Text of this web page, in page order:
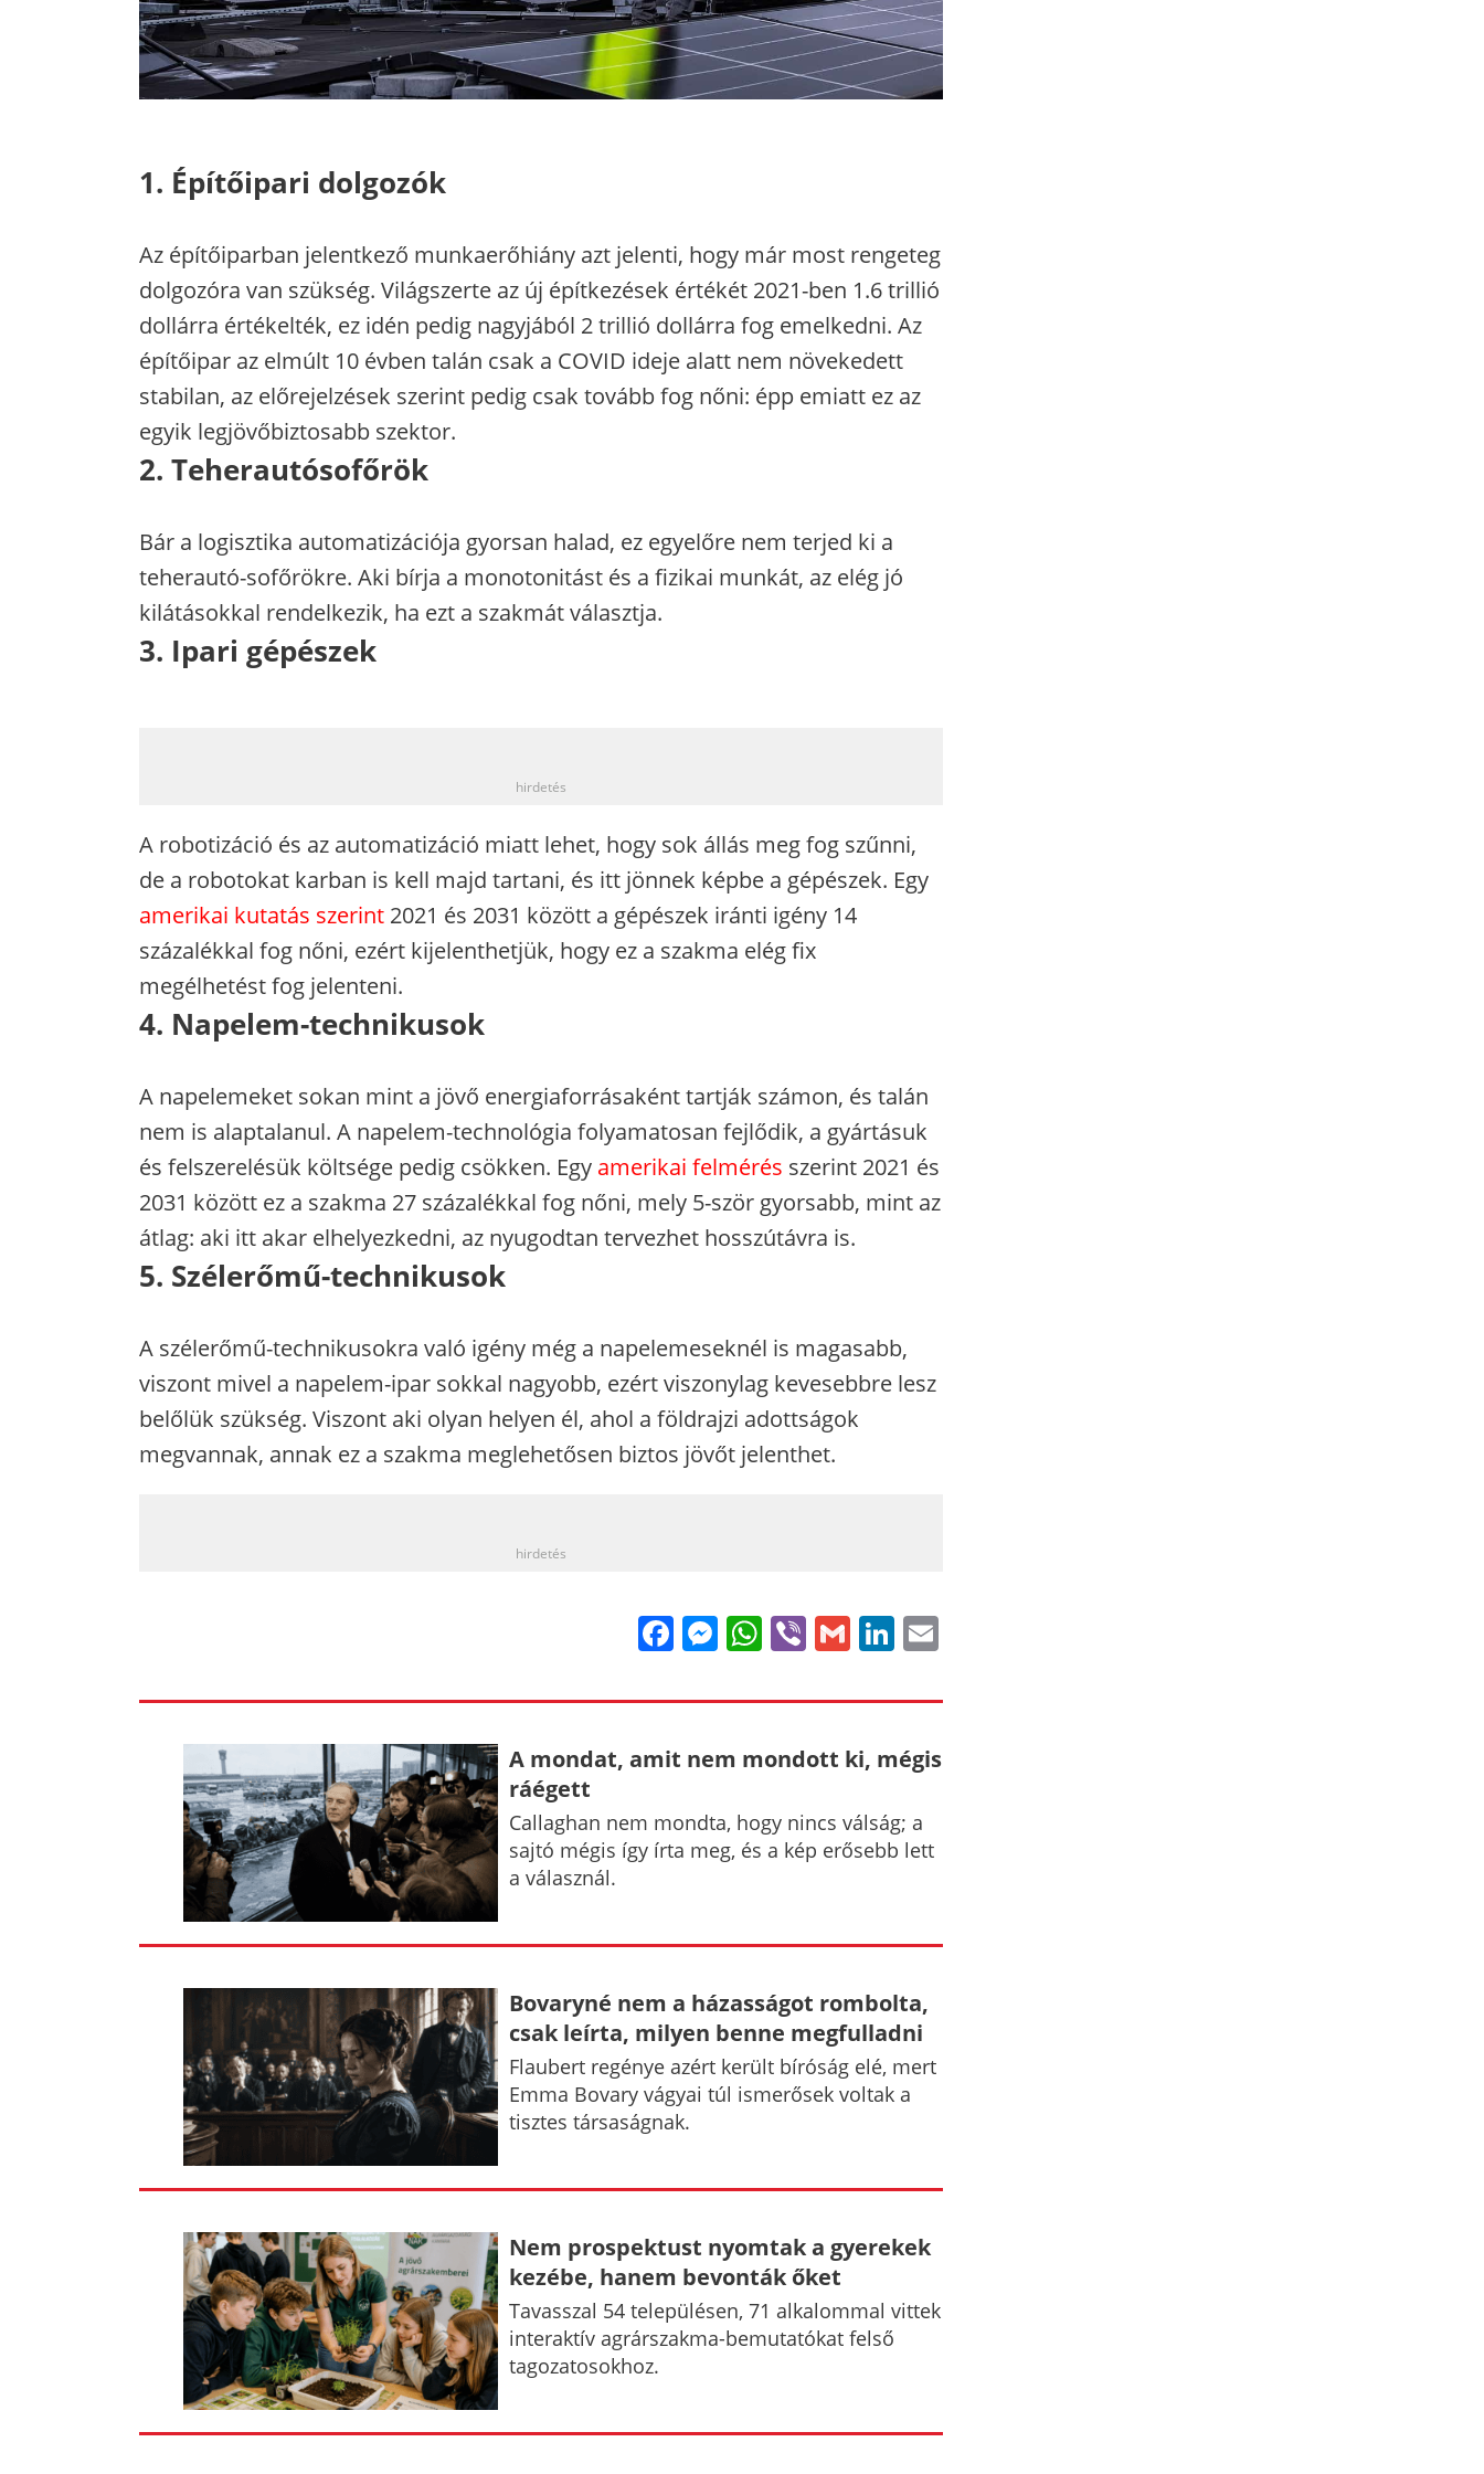
1. Építőipari dolgozók
Az építőiparban jelentkező munkaerőhiány azt jelenti, hogy már most rengeteg
dolgozóra van szükség. Világszerte az új építkezések értékét 2021-ben 1.6 trillió
dollárra értékelték, ez idén pedig nagyjából 2 trillió dollárra fog emelkedni. Az
építőipar az elmúlt 10 évben talán csak a COVID ideje alatt nem növekedett
stabilan, az előrejelzések szerint pedig csak tovább fog nőni: épp emiatt ez az
egyik legjövőbiztosabb szektor.
2. Teherautósofőrök
Bár a logisztika automatizációja gyorsan halad, ez egyelőre nem terjed ki a
teherautó-sofőrökre. Aki bírja a monotonitást és a fizikai munkát, az elég jó
kilátásokkal rendelkezik, ha ezt a szakmát választja.
3. Ipari gépészek
hirdetés
A robotizáció és az automatizáció miatt lehet, hogy sok állás meg fog szűnni,
de a robotokat karban is kell majd tartani, és itt jönnek képbe a gépészek. Egy
amerikai kutatás szerint2021 és 2031 között a gépészek iránti igény 14
százalékkal fog nőni, ezért kijelenthetjük, hogy ez a szakma elég fix
megélhetést fog jelenteni.
4. Napelem-technikusok
A napelemeket sokan mint a jövő energiaforrásaként tartják számon, és talán
nem is alaptalanul. A napelem-technológia folyamatosan fejlődik, a gyártásuk
és felszerelésük költsége pedig csökken. Egy amerikai felmérés szerint 2021 és
2031 között ez a szakma 27 százalékkal fog nőni, mely 5-ször gyorsabb, mint az
átlag: aki itt akar elhelyezkedni, az nyugodtan tervezhet hosszútávra is.
5. Szélerőmű-technikusok
A szélerőmű-technikusokra való igény még a napelemeseknél is magasabb,
viszont mivel a napelem-ipar sokkal nagyobb, ezért viszonylag kevesebbre lesz
belőlük szükség. Viszont aki olyan helyen él, ahol a földrajzi adottságok
megvannak, annak ez a szakma meglehetősen biztos jövőt jelenthet.
hirdetés
Facebook
Messenger
WhatsApp
ViberGmailLinkedIn
Email
A mondat, amit nem mondott ki, mégis
ráégett
Callaghan nem mondta, hogy nincs válság; a
sajtó mégis így írta meg, és a kép erősebb lett
a válasznál.
Bovaryné nem a házasságot rombolta,
csak leírta, milyen benne megfulladni
Flaubert regénye azért került bíróság elé, mert
Emma Bovary vágyai túl ismerősek voltak a
tisztes társaságnak.
Nem prospektust nyomtak a gyerekek
kezébe, hanem bevonták őket
Tavasszal 54 településen, 71 alkalommal vittek
interaktív agrárszakma-bemutatókat felső
tagozatosokhoz.